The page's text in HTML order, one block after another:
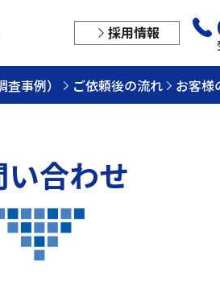
採用情報
事例） ご依頼後の流れ お客様
い合わせ